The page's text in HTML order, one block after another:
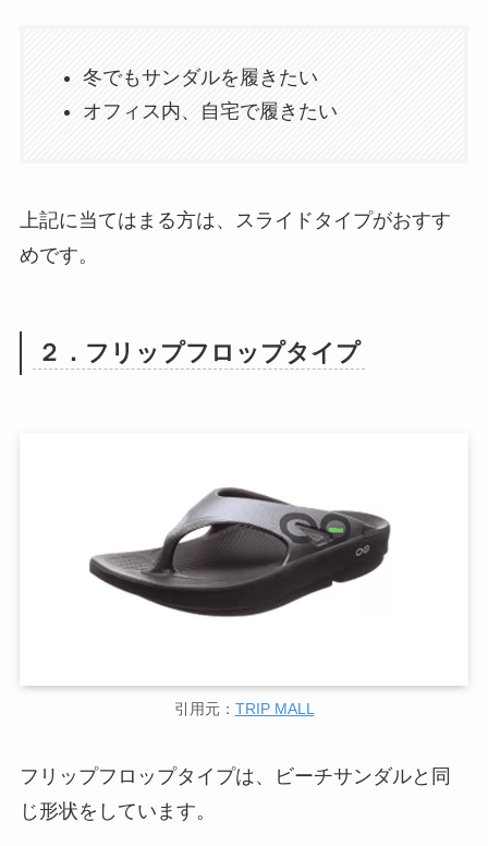
冬でもサンダルを履きたい
オフィス内、自宅で履きたい
上記に当てはまる方は、スライドタイプがおすす
めです。
２．フリップフロップタイプ
引用元： TRIP MALL
フリップフロップタイプは、ビーチサンダルと同
じ形状をしています。